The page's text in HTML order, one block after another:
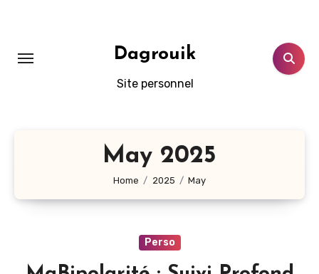
Dagrouik
Site personnel
May 2025
Home 2025 May
Perso